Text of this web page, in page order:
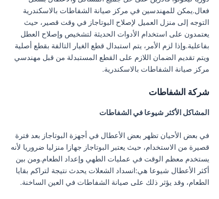
فعال.يمكن للمهندسين في مركز صيانة الشفاطات بالاسكندرية
التوجه إلى منزل العميل لإصلاح البوتاجاز في وقت قصير، حيث
يعتمدون على استخدام الأدوات الحديثة لتشخيص وإصلاح العطل
بفاعلية.وإذا لزم الأمر، يتم استبدال قطع الغيار التالفة بقطع أصلية
ويتم تقديم الضمان اللازم على القطع المستبدلة من قبل مهندسي
مركز صيانة الشفاطات بالاسكندرية.
شركة الشفاطات
المشاكل الأكثر شيوعا في الشفاطات
في بعض الأحيان تظهر بعض الأعطال في أجهزة البوتاجاز بعد فترة
قصيرة من الاستخدام، حيث يعتبر البوتاجاز جهازا منزليا ضروريا لأنه
يستخدم معظم الوقت في عمليات الطهي وإعداد الطعام.ومن بين
أكثر الأعطال شيوعا هي:انسداد الشعلات يحدث نتيجة لتراكم بقايا
الطعام، وقد يؤثر ذلك على صيانة الشفاطات في العين الساخنة.